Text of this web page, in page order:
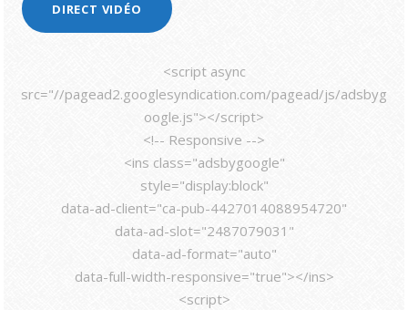
DIRECT VIDÉO
<script async
src="//pagead2.googlesyndication.com/pagead/js/adsbyg
oogle.js"></script>
<!-- Responsive -->
<ins class="adsbygoogle"
style="display:block"
data-ad-client="ca-pub-4427014088954720"
data-ad-slot="2487079031"
data-ad-format="auto"
data-full-width-responsive="true"></ins>
<script>